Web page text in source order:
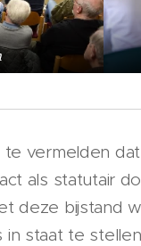
te vermelden
als statutair
deze bijstand
in staat te